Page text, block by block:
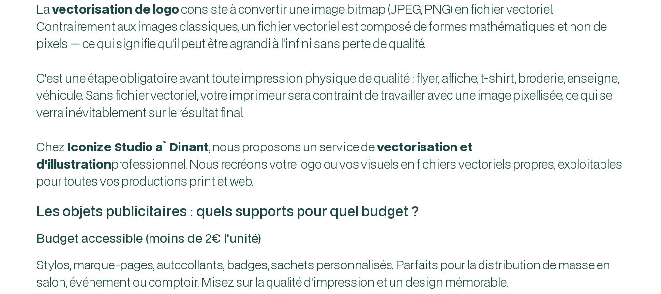
Lavectorisation de logoconsiste à convertir une image bitmap (JPEG, PNG) en fichier vectoriel.
Contrairement aux images classiques, un fichier vectoriel est composé de formes mathématiques et non de
pixels — ce qui signifie qu'il peut être agrandi à l'infini sans perte de qualité.
C'est une étape obligatoire avant toute impression physique de qualité : flyer, affiche, t-shirt, broderie, enseigne,
véhicule. Sans fichier vectoriel, votre imprimeur sera contraint de travailler avec une image pixellisée, ce qui se
verra inévitablement sur le résultat final.
Chez Iconize Studio à Dinant, nous proposons un service devectorisation et
d'illustrationprofessionnel. Nous recréons votre logo ou vos visuels en fichiers vectoriels propres, exploitables
pour toutes vos productions print et web.
Les objets publicitaires : quels supports pour quel budget ?
Budget accessible (moins de 2€ l'unité)
Stylos, marque-pages, autocollants, badges, sachets personnalisés. Parfaits pour la distribution de masse en
salon, événement ou comptoir. Misez sur la qualité d'impression et un design mémorable.